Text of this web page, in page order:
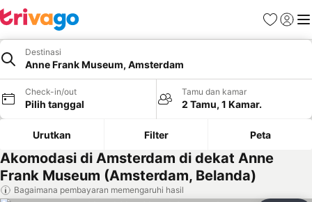
FavoritLogin
Destinasi
Anne Frank Museum, Amsterdam
Check-in/out
Pilih tanggal
Tamu dan kamar
2 Tamu, 1 Kamar.
Urutkan Filter Peta
Akomodasi di Amsterdam di dekat Anne
Frank Museum (Amsterdam, Belanda)
Bagaimana pembayaran memengaruhi hasil